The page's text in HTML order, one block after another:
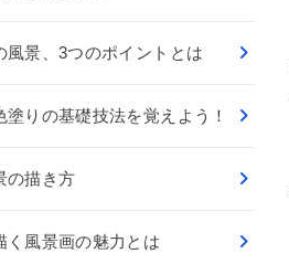
風景、3つのポイントとは
りの基礎技法を覚えよう！
の描き方
く風景画の魅力とは